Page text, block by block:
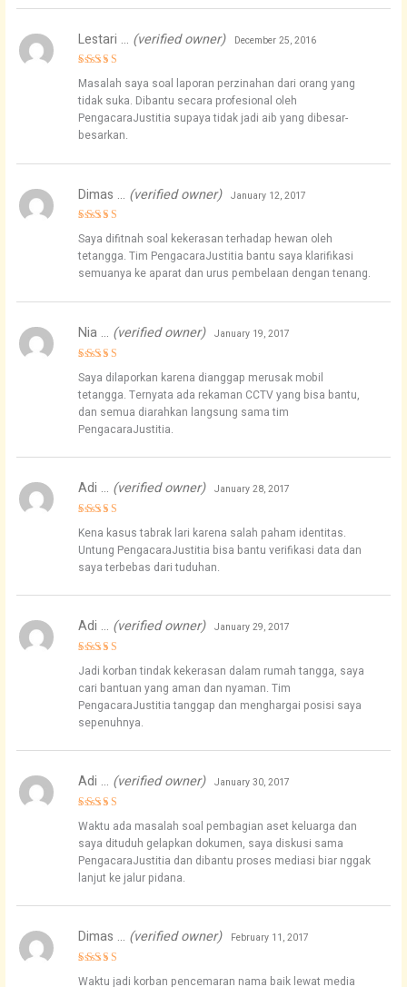
Rated4
out of 5
Lestari … (verified owner) December 25, 2016
Masalah saya soal laporan perzinahan dari orang yang
tidak suka. Dibantu secara profesional oleh
PengacaraJustitia supaya tidak jadi aib yang dibesar-
besarkan.
Rated
out of 5
Dimas … (verified owner) January 12, 2017
Saya difitnah soal kekerasan terhadap hewan oleh
tetangga. Tim PengacaraJustitia bantu saya klarifikasi
semuanya ke aparat dan urus pembelaan dengan tenang.
out of 5
Nia … (verified owner) January 19, 2017
Saya dilaporkan karena dianggap merusak mobil
tetangga. Ternyata ada rekaman CCTV yang bisa bantu,
dan semua diarahkan langsung sama tim
PengacaraJustitia.
out of 5
Adi … (verified owner) January 28, 2017
Kena kasus tabrak lari karena salah paham identitas.
Untung PengacaraJustitia bisa bantu verifikasi data dan
saya terbebas dari tuduhan.
Rated
4
out of 5
Adi … (verified owner) January 29, 2017
Jadi korban tindak kekerasan dalam rumah tangga, saya
cari bantuan yang aman dan nyaman. Tim
PengacaraJustitia tanggap dan menghargai posisi saya
sepenuhnya.
Rated
5
out of 5
Adi … (verified owner) January 30, 2017
Waktu ada masalah soal pembagian aset keluarga dan
saya dituduh gelapkan dokumen, saya diskusi sama
PengacaraJustitia dan dibantu proses mediasi biar nggak
lanjut ke jalur pidana.
Rated
out of 5
Dimas … (verified owner) February 11, 2017
Waktu jadi korban pencemaran nama baik lewat media